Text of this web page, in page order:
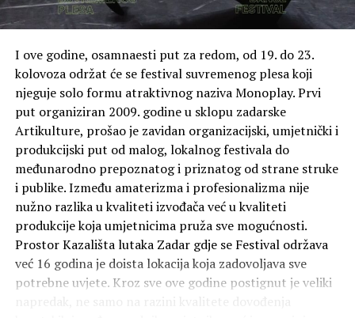
I ove godine, osamnaesti put za redom, od 19. do 23.
kolovoza održat će se festival suvremenog plesa koji
njeguje solo formu atraktivnog naziva Monoplay. Prvi
put organiziran 2009. godine u sklopu zadarske
Artikulture, prošao je zavidan organizacijski, umjetnički i
produkcijski put od malog, lokalnog festivala do
međunarodno prepoznatog i priznatog od strane struke
i publike. Između amaterizma i profesionalizma nije
nužno razlika u kvaliteti izvođača već u kvaliteti
produkcije koja umjetnicima pruža sve mogućnosti.
Prostor Kazališta lutaka Zadar gdje se Festival održava
već 16 godina je doista lokacija koja zadovoljava sve
potrebne uvjete. Kroz sve ove godine postignut je veliki